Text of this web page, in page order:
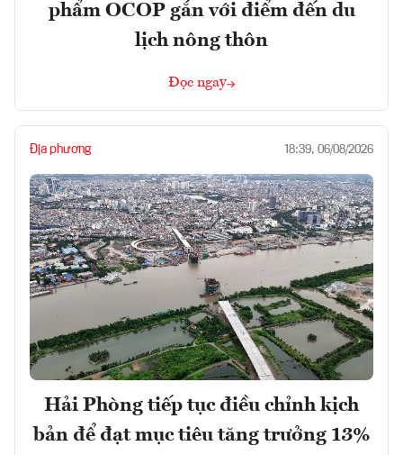
phẩm OCOP gắn với điểm đến du
lịch nông thôn
Đọc ngay
Địa phương 18:39, 06/08/2026
Hải Phòng tiếp tục điều chỉnh kịch
bản để đạt mục tiêu tăng trưởng 13%